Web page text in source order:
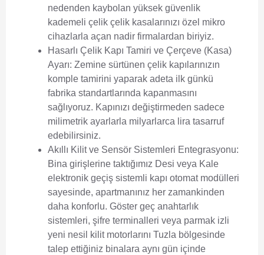
nedenden kaybolan yüksek güvenlik
kademeli çelik çelik kasalarınızı özel mikro
cihazlarla açan nadir firmalardan biriyiz.
Hasarlı Çelik Kapı Tamiri ve Çerçeve (Kasa)
Ayarı: Zemine sürtünen çelik kapılarınızın
komple tamirini yaparak adeta ilk günkü
fabrika standartlarında kapanmasını
sağlıyoruz. Kapınızı değiştirmeden sadece
milimetrik ayarlarla milyarlarca lira tasarruf
edebilirsiniz.
Akıllı Kilit ve Sensör Sistemleri Entegrasyonu:
Bina girişlerine taktığımız Desi veya Kale
elektronik geçiş sistemli kapı otomat modülleri
sayesinde, apartmanınız her zamankinden
daha konforlu. Göster geç anahtarlık
sistemleri, şifre terminalleri veya parmak izli
yeni nesil kilit motorlarını Tuzla bölgesinde
talep ettiğiniz binalara aynı gün içinde